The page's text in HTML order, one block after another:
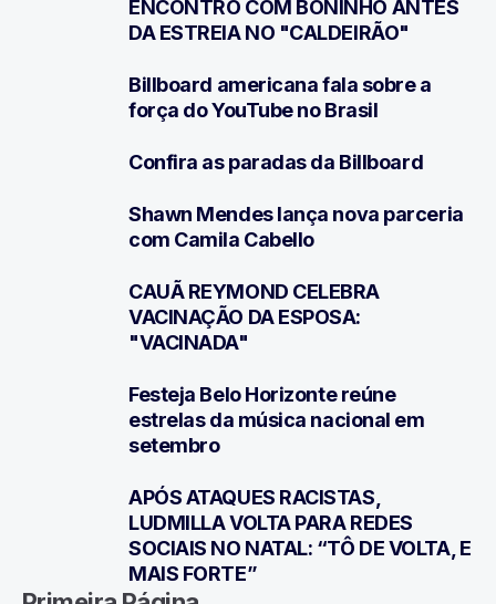
ENCONTRO COM BONINHO ANTES
DA ESTREIA NO "CALDEIRÃO"
Billboard americana fala sobre a
força do YouTube no Brasil
Confira as paradas da Billboard
Shawn Mendes lança nova parceria
com Camila Cabello
CAUÃ REYMOND CELEBRA
VACINAÇÃO DA ESPOSA:
"VACINADA"
Festeja Belo Horizonte reúne
estrelas da música nacional em
setembro
APÓS ATAQUES RACISTAS,
LUDMILLA VOLTA PARA REDES
SOCIAIS NO NATAL: “TÔ DE VOLTA, E
MAIS FORTE”